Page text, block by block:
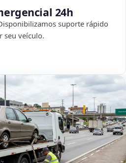
24h
suporte rápido
seu veículo.